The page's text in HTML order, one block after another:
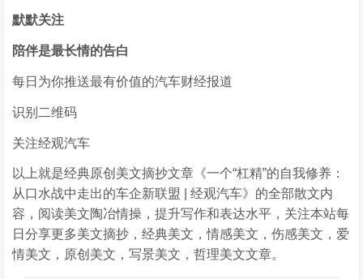
默默关注
陪伴是最长情的告白
每日为你推送最有价值的汽车财经报道
识别二维码
关注经观汽车
以上就是经典原创美文摘抄文章《一个“杠精”的自我修养：
从口水战中走出的车企新联盟 | 经观汽车》的全部散文内
容，阅读美文陶冶情操，提升写作和表达水平，关注本站每
日分享更多美文摘抄，经典美文，情感美文，伤感美文，爱
情美文，原创美文，写景美文，哲理美文文章。